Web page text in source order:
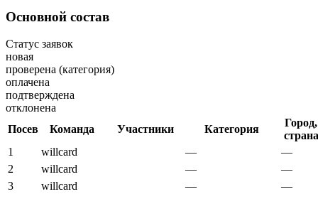
Основной состав
Статус заявок
новая
проверена (категория)
оплачена
подтверждена
отклонена
Посев
Команда Участники Категория
Город,
страна
1
willcard —
—
2
willcard —
—
3
willcard — —